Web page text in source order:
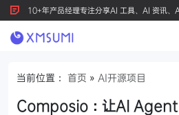
10+年产品经理专注分享AI 工具、AI 资讯
产品创新，按 Ctrl+D 收藏我们
当前位置： 首页 » AI开源项目
Composio：让AI Agent